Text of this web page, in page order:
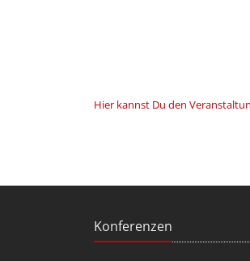
Hier kannst Du den
Konferenzen